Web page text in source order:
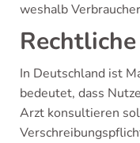
weshalb
In Deutschland ist
bedeutet, dass
Arzt konsultieren